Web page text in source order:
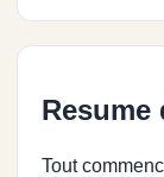
Resume
Tout